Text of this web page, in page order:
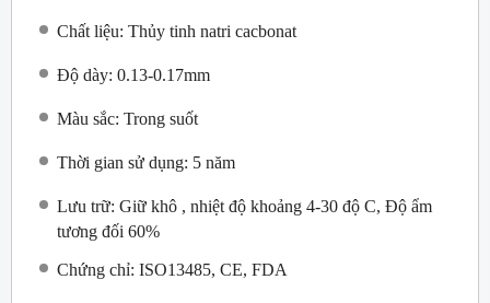
Chất liệu: Thủy tinh natri cacbonat
Độ dày: 0.13-0.17mm
Màu sắc: Trong suốt
Thời gian sử dụng: 5 năm
Lưu trữ: Giữ khô , nhiệt độ khoảng 4-30 độ C, Độ ẩm
tương đối 60%
Chứng chỉ: ISO13485, CE, FDA